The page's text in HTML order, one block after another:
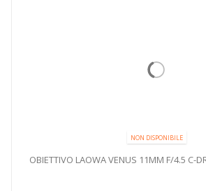
NON DISPONIBILE
OBIETTIVO LAOWA VENUS 11MM F/4.5 C-